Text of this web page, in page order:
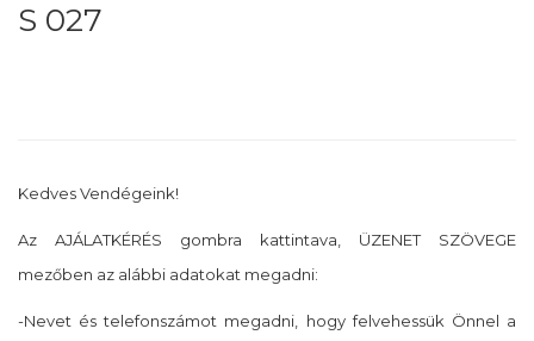
S 027
Kedves Vendégeink!
Az AJÁLATKÉRÉS gombra kattintava, ÜZENET SZÖVEGE
mezőben az alábbi adatokat megadni:
-Nevet és telefonszámot megadni, hogy felvehessük Önnel a